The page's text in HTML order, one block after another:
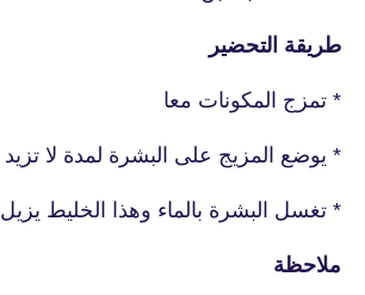
طريقة التحضير
* تمزج المكونات معا
* يوضع المزيج على البشرة لمدة لا
* تغسل البشرة بالماء وهذا الخليط
ملاحظة